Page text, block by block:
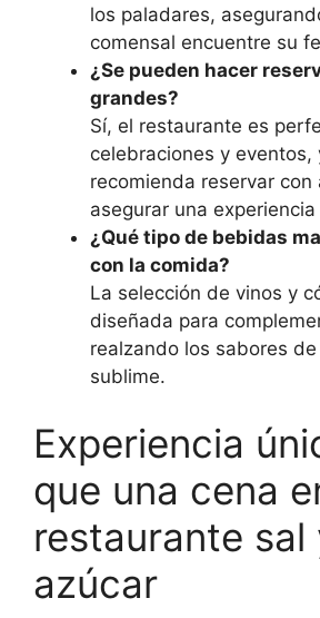
los paladares,
comensal encuentre su
¿Se pueden hacer
grandes?
Sí, el restaurante es
celebraciones y eventos,
recomienda reservar con
asegurar una
¿Qué tipo de bebidas
con la comida?
La selección de vinos y
diseñada para
realzando los sabores
sublime.
Experiencia
que una cena
restaurante sal
azúcar